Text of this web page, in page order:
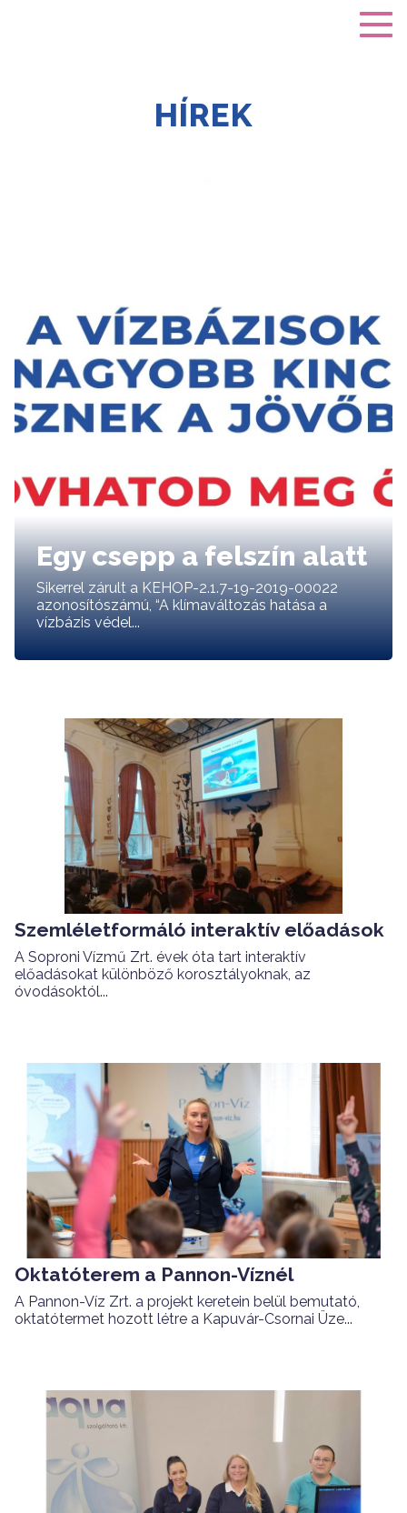
HÍREK
Egy csepp a felszín alatt
Sikerrel zárult a KEHOP-2.1.7-19-2019-00022
azonosítószámú, “A klímaváltozás hatása a
vízbázis védel...
Szemléletformáló interaktív előadások
A Soproni Vízmű Zrt. évek óta tart interaktív
előadásokat különböző korosztályoknak, az
óvodásoktól...
Oktatóterem a Pannon-Víznél
A Pannon-Víz Zrt. a projekt keretein belül bemutató,
oktatótermet hozott létre a Kapuvár-Csornai Üze...